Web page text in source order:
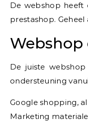
De webshop heeft
prestashop. Geheel
Webshop
De juiste
ondersteuning
Google shopping,
Marketing